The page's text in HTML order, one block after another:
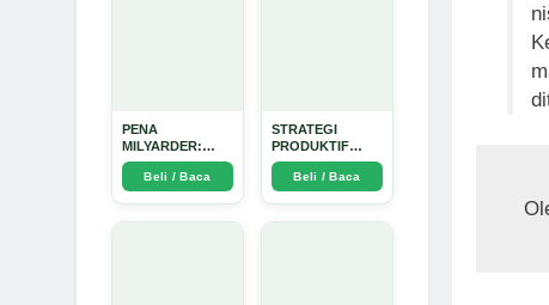
PENA
MILYARDER:
Kisah, Rahasia
Sukses, dan
Panduan Menjadi
Beli / Baca
STRATEGI
PRODUKTIF
MENULIS
UPDATE - Arda
Dinata
Beli / Baca